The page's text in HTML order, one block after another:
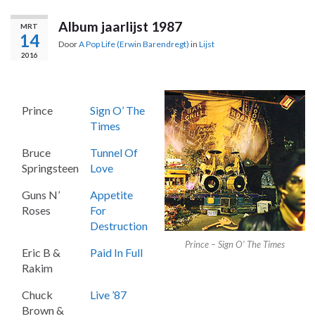
MRT
14
2016
Album jaarlijst 1987
DoorA Pop Life (Erwin Barendregt) in Lijst
Prince
Sign O’ The
Times
Bruce
Springsteen
Tunnel Of
Love
Guns N’
Roses
Appetite
For
Destruction
Eric B &
Rakim
Paid In Full
Chuck
Brown &
Live ’87
Prince – Sign O’ The Times